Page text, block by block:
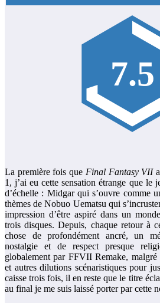
7.5
La première fois que Final Fantasy VIIa
1, j’ai eu cette sensation étrange que le
d’échelle : Midgar qui s’ouvre comme
thèmes de Nobuo Uematsu qui
impression d’être aspiré dans un
trois disques. Depuis, chaque retour à
chose de profondément ancré, un
nostalgie et de respect presque
globalement par FFVII Remake, malgré
et autres dilutions scénaristiques pour
caisse trois fois, il en reste que le titre
au final je me suis laissé porter par cette